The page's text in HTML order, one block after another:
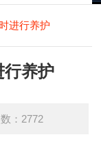
进行养护
行养护
：2772